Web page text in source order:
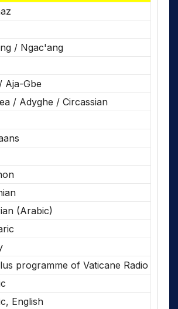
/ Ngac'ang
Aja-Gbe
/ Adyghe / Circassian
(Arabic)
programme of Vaticane Radio
English